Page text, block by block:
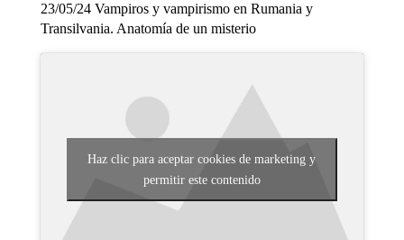
23/05/24 Vampiros y vampirismo en Rumania y
Transilvania. Anatomía de un misterio
Haz clic para aceptar cookies de marketing y
permitir este contenido